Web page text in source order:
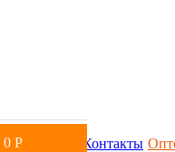
0 Ри оплата Контакты